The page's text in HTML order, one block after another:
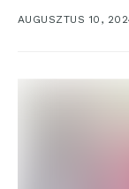
Advanced
AUGUSZTUS 10,